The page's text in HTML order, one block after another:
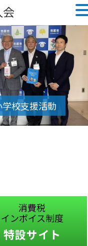
消費税
インボイス制度
特設サイト